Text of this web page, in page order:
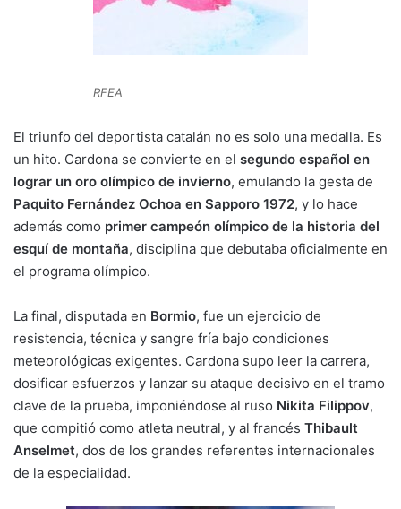
RFEA
El triunfo del deportista catalán no es solo una medalla. Es
un hito. Cardona se convierte en el segundo español en
lograr un oro olímpico de invierno, emulando la gesta de
Paquito Fernández Ochoa en Sapporo 1972, y lo hace
además como primer campeón olímpico de la historia del
esquí de montaña, disciplina que debutaba oficialmente en
el programa olímpico.
La final, disputada en Bormio, fue un ejercicio de
resistencia, técnica y sangre fría bajo condiciones
meteorológicas exigentes. Cardona supo leer la carrera,
dosificar esfuerzos y lanzar su ataque decisivo en el tramo
clave de la prueba, imponiéndose al ruso Nikita Filippov,
que compitió como atleta neutral, y al francés Thibault
Anselmet, dos de los grandes referentes internacionales
de la especialidad.